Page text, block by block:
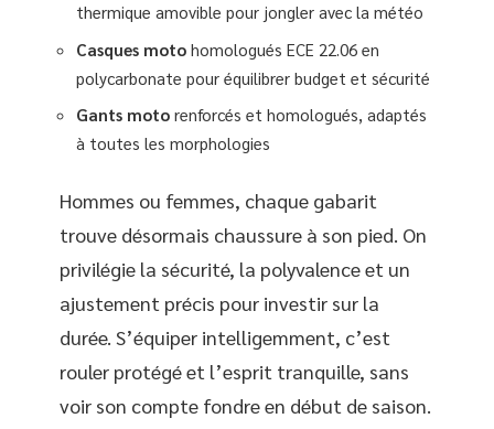
thermique amovible pour jongler avec la météo
Casques moto homologués ECE 22.06 en
polycarbonate pour équilibrer budget et sécurité
Gants moto renforcés et homologués, adaptés
à toutes les morphologies
Hommes ou femmes, chaque gabarit
trouve désormais chaussure à son pied. On
privilégie la sécurité, la polyvalence et un
ajustement précis pour investir sur la
durée. S’équiper intelligemment, c’est
rouler protégé et l’esprit tranquille, sans
voir son compte fondre en début de saison.